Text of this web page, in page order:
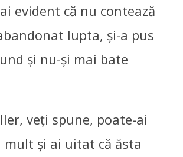
evident că nu contează
lupta, și-a pus
și nu-și mai bate
veți spune, poate-ai
mult și ai uitat că ăsta